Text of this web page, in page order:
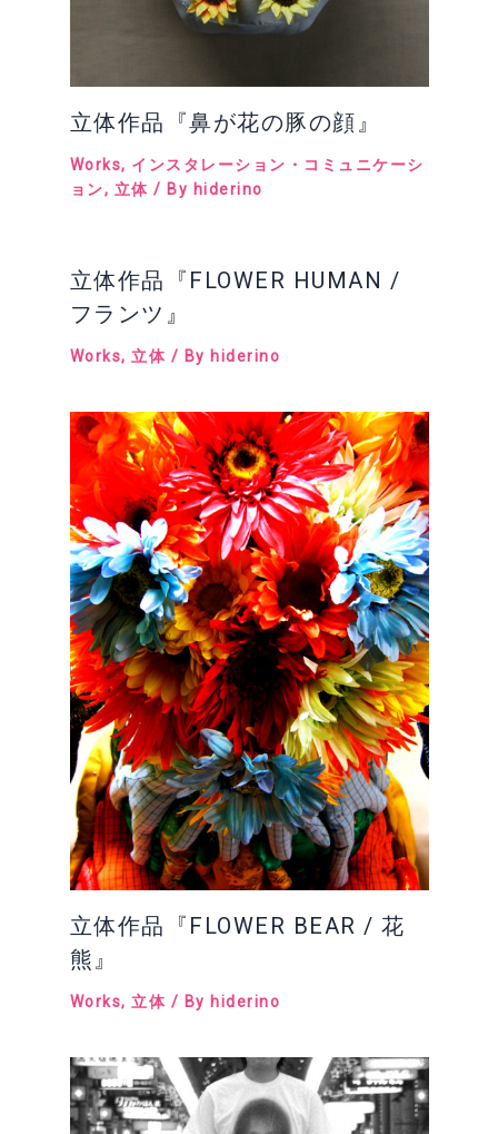
立体作品『鼻が花の豚の顔』
Works, インスタレーション・コミュニケーシ
ョン, 立体 / By hiderino
立体作品『FLOWER HUMAN /
フランツ』
Works, 立体 / By hiderino
立体作品『FLOWER BEAR / 花
熊』
Works, 立体 / By hiderino